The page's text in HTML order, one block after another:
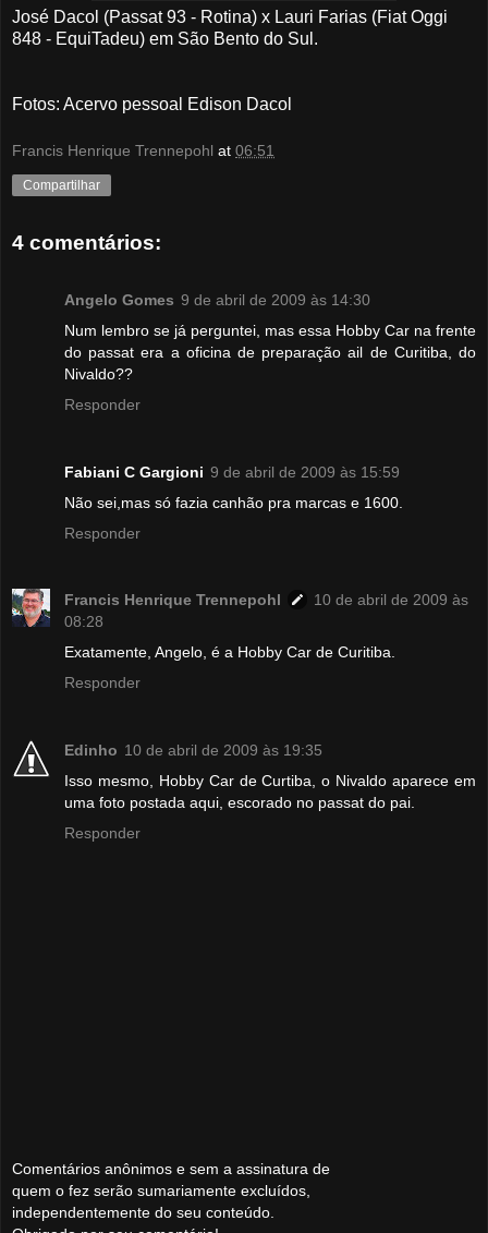
José Dacol (Passat 93 - Rotina) x Lauri Farias (Fiat Oggi
848 - EquiTadeu) em São Bento do Sul.
Fotos: Acervo pessoal Edison Dacol
Francis Henrique Trennepohl at 06:51
Compartilhar
4 comentários:
Angelo Gomes 9 de abril de 2009 às 14:30
Num lembro se já perguntei, mas essa Hobby Car na frente
do passat era a oficina de preparação ail de Curitiba, do
Nivaldo??
Responder
Fabiani C Gargioni 9 de abril de 2009 às 15:59
Não sei,mas só fazia canhão pra marcas e 1600.
Responder
Francis Henrique Trennepohl
10 de abril de 2009 às
08:28
Exatamente, Angelo, é a Hobby Car de Curitiba.
Responder
Edinho 10 de abril de 2009 às 19:35
Isso mesmo, Hobby Car de Curtiba, o Nivaldo aparece em
uma foto postada aqui, escorado no passat do pai.
Responder
Comentários anônimos e sem a assinatura de
quem o fez serão sumariamente excluídos,
independentemente do seu conteúdo.